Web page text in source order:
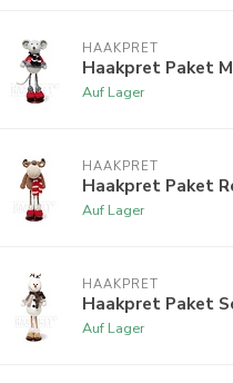
HAAKPRET
Haakpret Paket
Auf Lager
HAAKPRET
Haakpret Paket
Auf Lager
HAAKPRET
Haakpret Paket
Auf Lager